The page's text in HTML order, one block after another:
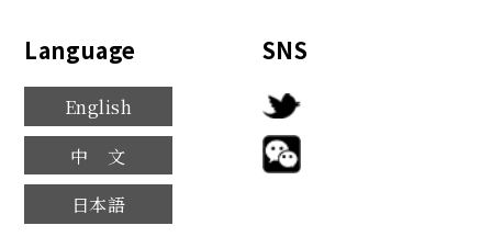
Language
English
中文
日本語
SNS